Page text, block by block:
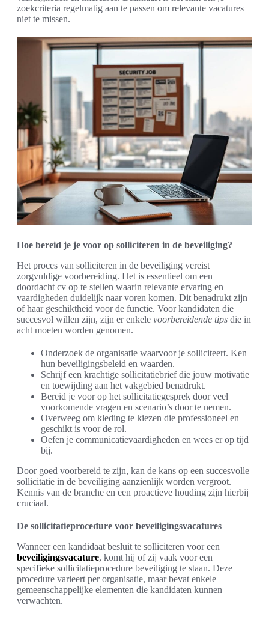
zoekcriteria regelmatig aan te passen om relevante vacatures
niet te missen.
Hoe bereid je je voor op solliciteren in de beveiliging?
Het proces van solliciteren in de beveiliging vereist
zorgvuldige voorbereiding. Het is essentieel om een
doordacht cv op te stellen waarin relevante ervaring en
vaardigheden duidelijk naar voren komen. Dit benadrukt zijn
of haar geschiktheid voor de functie. Voor kandidaten die
succesvol willen zijn, zijn er enkele voorbereidende tips die in
acht moeten worden genomen.
Onderzoek de organisatie waarvoor je solliciteert. Ken
hun beveiligingsbeleid en waarden.
Schrijf een krachtige sollicitatiebrief die jouw motivatie
en toewijding aan het vakgebied benadrukt.
Bereid je voor op het sollicitatiegesprek door veel
voorkomende vragen en scenario’s door te nemen.
Overweeg om kleding te kiezen die professioneel en
geschikt is voor de rol.
Oefen je communicatievaardigheden en wees er op tijd
bij.
Door goed voorbereid te zijn, kan de kans op een succesvolle
sollicitatie in de beveiliging aanzienlijk worden vergroot.
Kennis van de branche en een proactieve houding zijn hierbij
cruciaal.
De sollicitatieprocedure voor beveiligingsvacatures
Wanneer een kandidaat besluit te solliciteren voor een
beveiligingsvacature, komt hij of zij vaak voor een
specifieke sollicitatieprocedure beveiliging te staan. Deze
procedure varieert per organisatie, maar bevat enkele
gemeenschappelijke elementen die kandidaten kunnen
verwachten.